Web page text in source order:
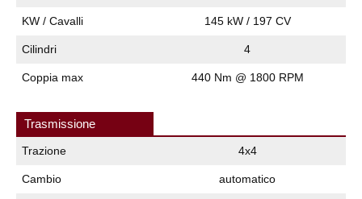
KW / Cavalli 145 kW / 197 CV
Cilindri 4
Coppia max 440 Nm @ 1800 RPM
Trasmissione
Trazione 4x4
Cambio automatico